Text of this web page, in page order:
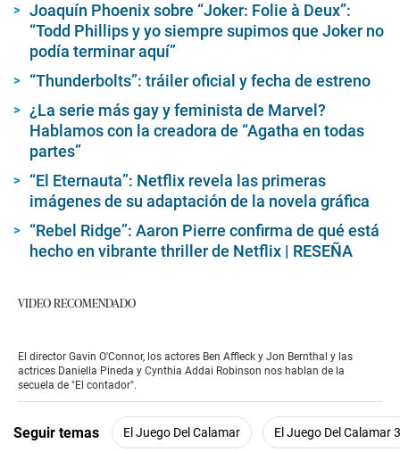
Joaquín Phoenix sobre “Joker: Folie à Deux”:
“Todd Phillips y yo siempre supimos que Joker no
podía terminar aquí”
“Thunderbolts”: tráiler oficial y fecha de estreno
¿La serie más gay y feminista de Marvel?
Hablamos con la creadora de “Agatha en todas
partes”
“El Eternauta”: Netflix revela las primeras
imágenes de su adaptación de la novela gráfica
“Rebel Ridge”: Aaron Pierre confirma de qué está
hecho en vibrante thriller de Netflix | RESEÑA
VIDEO RECOMENDADO
El director Gavin O'Connor, los actores Ben Affleck y Jon Bernthal y las
actrices Daniella Pineda y Cynthia Addai Robinson nos hablan de la
secuela de "El contador".
Seguir temas El Juego Del Calamar El Juego Del Calamar 3